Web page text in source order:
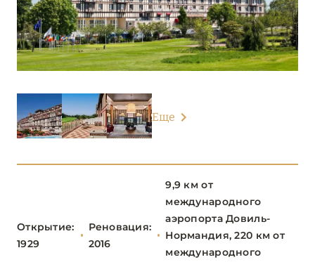
НОРМАНДИЯ 6
Château d’Audrieu
Hôtel Thalazur Ouistreham
L'Hôtel du Golf Deauville
Le Normandy Deauville
О-ДЕ-ФРАНС 3
Еще
Открытие:
1929
Реновация:
2016
9,9 км от
международного
аэропорта Довиль-
Нормандия, 220 км от
международного